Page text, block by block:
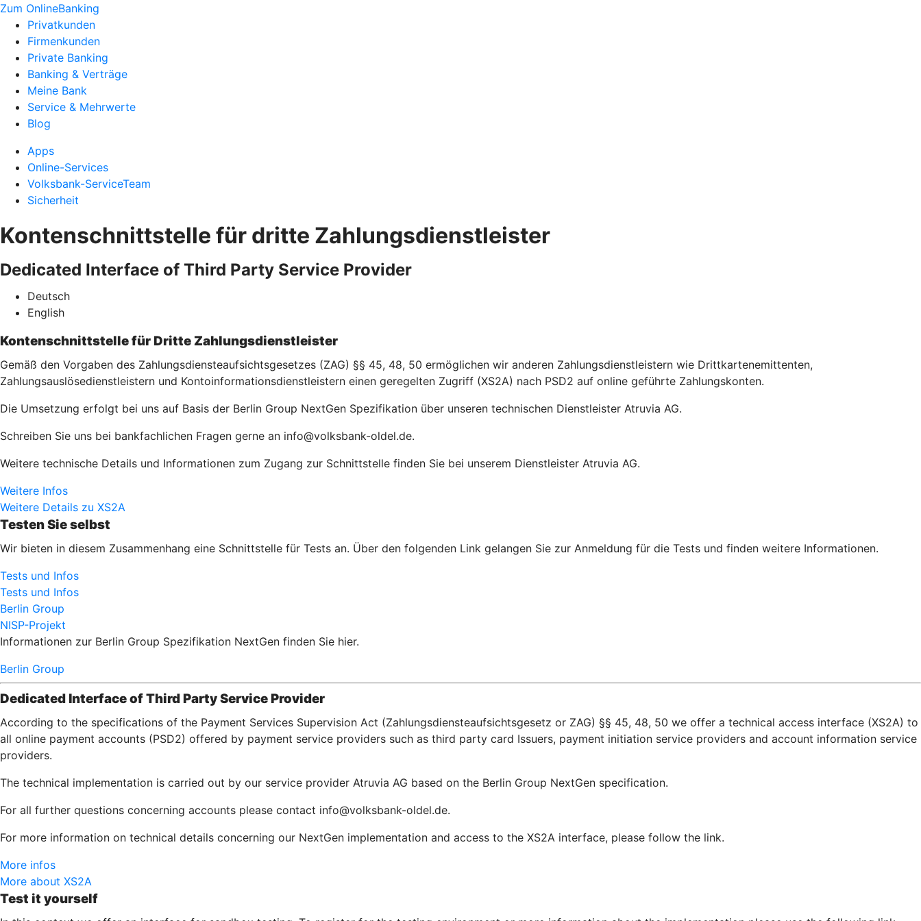
Zum OnlineBanking
Privatkunden
Firmenkunden
Private Banking
Banking & Verträge
Meine Bank
Service & Mehrwerte
Blog
Apps
Online-Services
Volksbank-ServiceTeam
Sicherheit
Kontenschnittstelle für dritte Zahlungsdienstleister
Dedicated Interface of Third Party Service Provider
Deutsch
English
Kontenschnittstelle für Dritte Zahlungsdienstleister
Gemäß den Vorgaben des Zahlungsdiensteaufsichtsgesetzes (ZAG) §§ 45, 48, 50 ermöglichen wir anderen Zahlungsdienstleistern wie Drittkartenemittenten,
Zahlungsauslösedienstleistern und Kontoinformationsdienstleistern einen geregelten Zugriff (XS2A) nach PSD2 auf online geführte Zahlungskonten.
Die Umsetzung erfolgt bei uns auf Basis der Berlin Group NextGen Spezifikation über unseren technischen Dienstleister Atruvia AG.
Schreiben Sie uns bei bankfachlichen Fragen gerne an info@volksbank-oldel.de.
Weitere technische Details und Informationen zum Zugang zur Schnittstelle finden Sie bei unserem Dienstleister Atruvia AG.
Weitere Infos
Weitere Details zu XS2A
Testen Sie selbst
Wir bieten in diesem Zusammenhang eine Schnittstelle für Tests an. Über den folgenden Link gelangen Sie zur Anmeldung für die Tests und finden weitere Informationen.
Tests und Infos
Tests und Infos
Berlin Group
NISP-Projekt
Informationen zur Berlin Group Spezifikation NextGen finden Sie hier.
Berlin Group
Dedicated Interface of Third Party Service Provider
According to the specifications of the Payment Services Supervision Act (Zahlungsdiensteaufsichtsgesetz or ZAG) §§ 45, 48, 50 we offer a technical access interface (XS2A) to
all online payment accounts (PSD2) offered by payment service providers such as third party card Issuers, payment initiation service providers and account information service
providers.
The technical implementation is carried out by our service provider Atruvia AG based on the Berlin Group NextGen specification.
For all further questions concerning accounts please contact info@volksbank-oldel.de.
For more information on technical details concerning our NextGen implementation and access to the XS2A interface, please follow the link.
More infos
More about XS2A
Test it yourself